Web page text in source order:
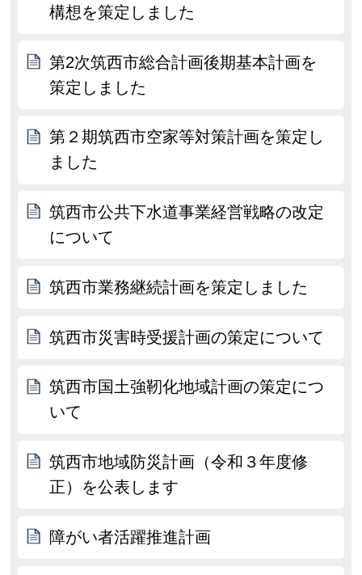
構想を策定しました
第2次筑西市総合計画後期基本計画を
策定しました
第２期筑西市空家等対策計画を策定し
ました
筑西市公共下水道事業経営戦略の改定
について
筑西市業務継続計画を策定しました
筑西市災害時受援計画の策定について
筑西市国土強靭化地域計画の策定につ
いて
筑西市地域防災計画（令和３年度修
正）を公表します
障がい者活躍推進計画